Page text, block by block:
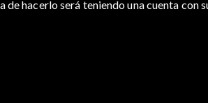
hacerlo será teniendo una cuenta con